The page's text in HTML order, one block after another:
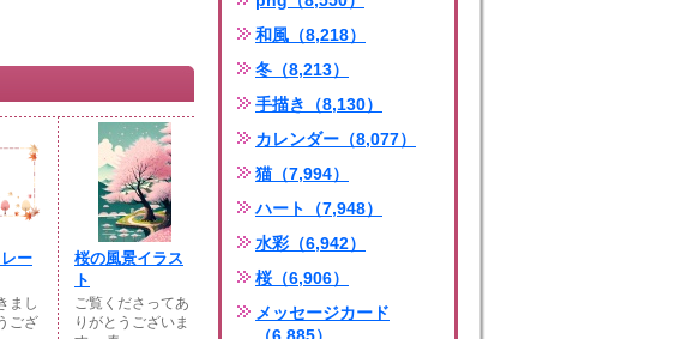
ー
まし
ござ
桜の風景イラス
ト
ご覧くださってあ
りがとうございま
和風（8,218）
冬（8,213）
手描き（8,130）
カレンダー（8,077）
猫（7,994）
ハート（7,948）
水彩（6,942）
桜（6,906）
メッセージカード